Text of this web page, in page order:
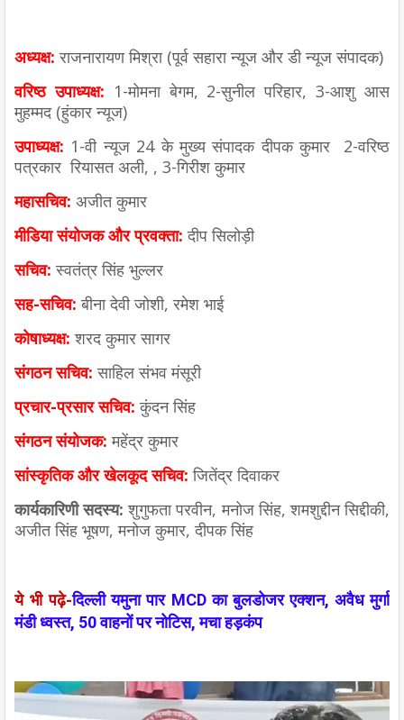
अध्यक्ष: राजनारायण मिश्रा (पूर्व सहारा न्यूज और डी न्यूज संपादक)
वरिष्ठ उपाध्यक्ष: 1-मोमना बेगम, 2-सुनील परिहार, 3-आशु आस
मुहम्मद (हुंकार न्यूज)
उपाध्यक्ष: 1-वी न्यूज 24 के मुख्य संपादक दीपक कुमार 2-वरिष्ठ
पत्रकार रियासत अली, , 3-गिरीश कुमार
महासचिव: अजीत कुमार
मीडिया संयोजक और प्रवक्ता: दीप सिलोड़ी
सचिव: स्वतंत्र सिंह भुल्लर
सह-सचिव: बीना देवी जोशी, रमेश भाई
कोषाध्यक्ष: शरद कुमार सागर
संगठन सचिव: साहिल संभव मंसूरी
प्रचार-प्रसार सचिव: कुंदन सिंह
संगठन संयोजक:महेंद्र कुमार
सांस्कृतिक और खेलकूद सचिव: जितेंद्र दिवाकर
कार्यकारिणी सदस्य: शुगुफता परवीन, मनोज सिंह, शमशुद्दीन सिद्दीकी,
अजीत सिंह भूषण, मनोज कुमार, दीपक सिंह
ये भी पढ़े-दिल्ली यमुना पार MCD का बुलडोजर एक्शन, अवैध मुर्गा
मंडी ध्वस्त, 50 वाहनों पर नोटिस, मचा हड़कंप